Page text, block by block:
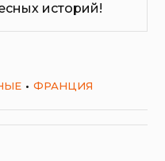
историй!
ФРАНЦИЯ